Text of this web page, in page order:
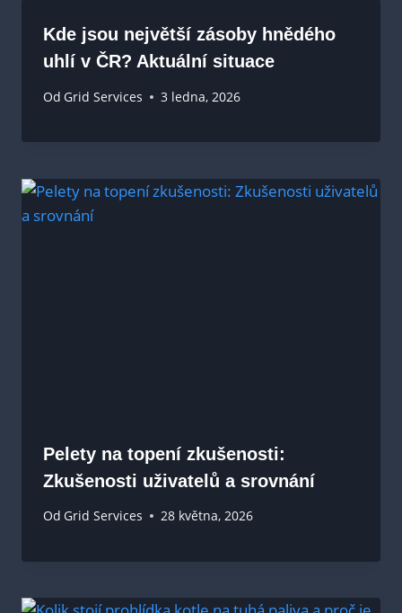
Kde jsou největší zásoby hnědého
uhlí v ČR? Aktuální situace
Od Grid Services 3 ledna, 2026
Pelety na topení zkušenosti:
Zkušenosti uživatelů a srovnání
Od Grid Services 28 května, 2026